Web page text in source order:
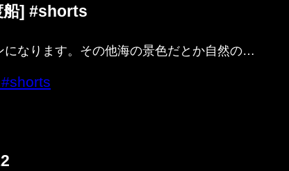
船] #shorts
なります。その他海の景色だとか自然の…